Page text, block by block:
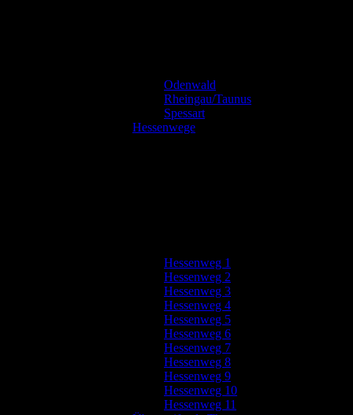
Odenwald
Rheingau/Taunus
Spessart
Hessenwege
Hessenweg 1
Hessenweg 2
Hessenweg 3
Hessenweg 4
Hessenweg 5
Hessenweg 6
Hessenweg 7
Hessenweg 8
Hessenweg 9
Hessenweg 10
Hessenweg 11